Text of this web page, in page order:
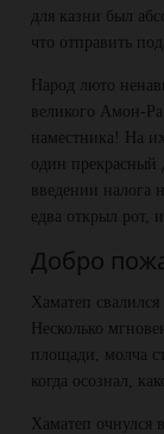
для казни был
что отправить
Народ люто
великого Амон-
наместника! На
один прекрасный
введении налога
едва открыл рот,
Добро
Хаматеп
Несколько
площади, молча
когда осознал,
Хаматеп очнулся